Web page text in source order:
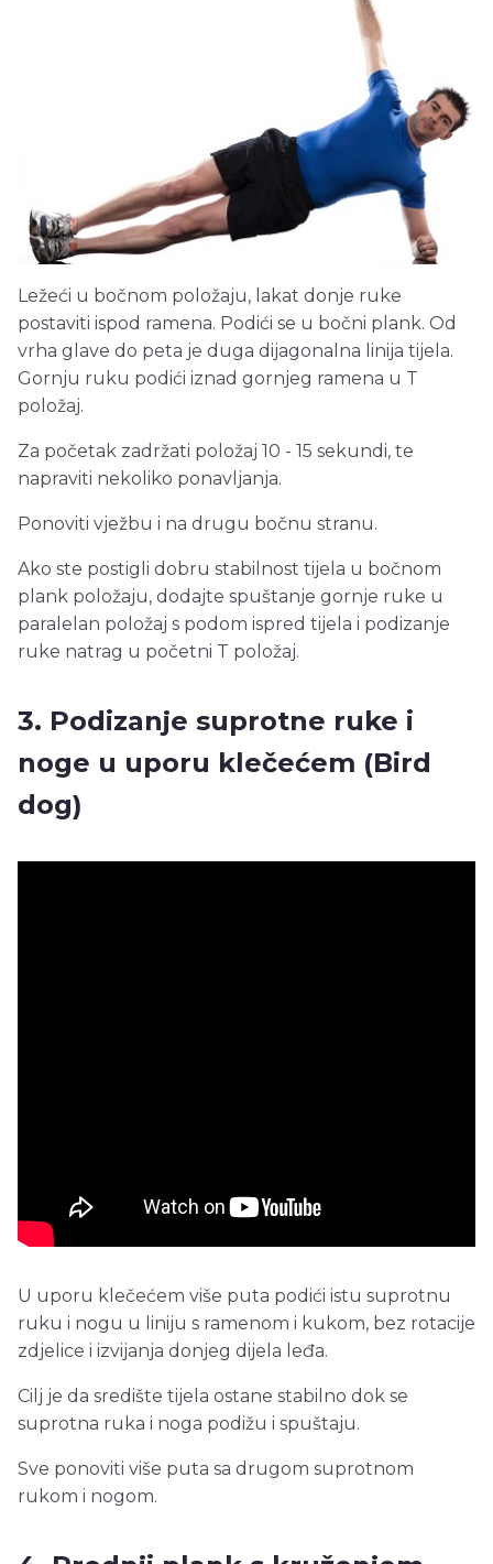
Ležeći u bočnom položaju, lakat donje ruke
postaviti ispod ramena. Podići se u bočni plank. Od
vrha glave do peta je duga dijagonalna linija tijela.
Gornju ruku podići iznad gornjeg ramena u T
položaj.
Za početak zadržati položaj 10 - 15 sekundi, te
napraviti nekoliko ponavljanja.
Ponoviti vježbu i na drugu bočnu stranu.
Ako ste postigli dobru stabilnost tijela u bočnom
plank položaju, dodajte spuštanje gornje ruke u
paralelan položaj s podom ispred tijela i podizanje
ruke natrag u početni T položaj.
3. Podizanje suprotne ruke i
noge u uporu klečećem (Bird
dog)
U uporu klečećem više puta podići istu suprotnu
ruku i nogu u liniju s ramenom i kukom, bez rotacije
zdjelice i izvijanja donjeg dijela leđa.
Cilj je da središte tijela ostane stabilno dok se
suprotna ruka i noga podižu i spuštaju.
Sve ponoviti više puta sa drugom suprotnom
rukom i nogom.